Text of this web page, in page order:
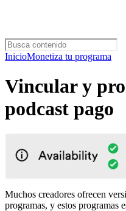
InicioMonetiza tu programa
Vincular y
podcast pago
Muchos creadores ofrecen
programas, y estos programas